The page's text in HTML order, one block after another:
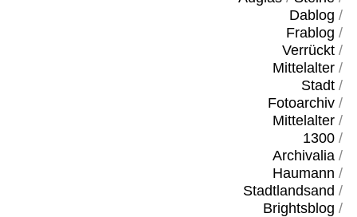
Dablog /
Frablog /
Verrückt/
Mittelalter/
Stadt/
Fotoarchiv/
Mittelalter/
1300/
Archivalia/
Haumann /
Stadtlandsand /
Brightsblog /